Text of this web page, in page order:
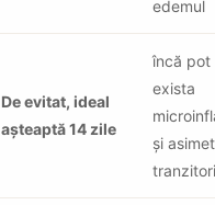
edemul
De evitat, ideal
așteaptă 14 zile
încă pot
exista
și